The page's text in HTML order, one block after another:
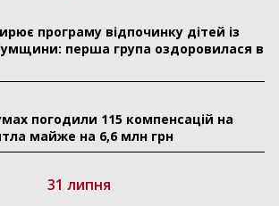
програму відпочинку дітей із
перша група оздоровилася в
погодили 115 компенсацій на
майже на 6,6 млн грн
31 липня